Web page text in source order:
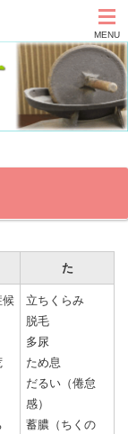
MENU
た
候
立ちくらみ
脱毛
多尿
ため息
だるい（倦怠
感）
蓄膿（ちくの